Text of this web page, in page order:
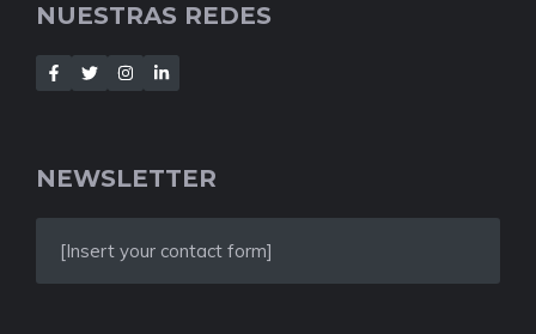
NUESTRAS REDES
NEWSLETTER
[Insert your contact form]